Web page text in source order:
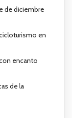
de diciembre
en
encanto
de la